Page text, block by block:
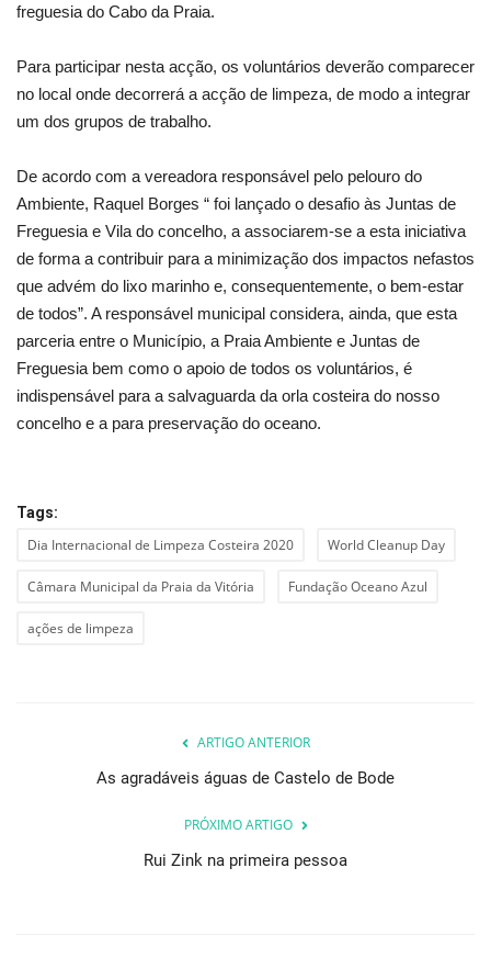
freguesia do Cabo da Praia.
Para participar nesta acção, os voluntários deverão comparecer
no local onde decorrerá a acção de limpeza, de modo a integrar
um dos grupos de trabalho.
De acordo com a vereadora responsável pelo pelouro do
Ambiente, Raquel Borges “ foi lançado o desafio às Juntas de
Freguesia e Vila do concelho, a associarem-se a esta iniciativa
de forma a contribuir para a minimização dos impactos nefastos
que advém do lixo marinho e, consequentemente, o bem-estar
de todos”. A responsável municipal considera, ainda, que esta
parceria entre o Município, a Praia Ambiente e Juntas de
Freguesia bem como o apoio de todos os voluntários, é
indispensável para a salvaguarda da orla costeira do nosso
concelho e a para preservação do oceano.
Tags:
Dia Internacional de Limpeza Costeira 2020 World Cleanup Day
Câmara Municipal da Praia da Vitória Fundação Oceano Azul
ações de limpeza
ARTIGO ANTERIOR
As agradáveis águas de Castelo de Bode
PRÓXIMO ARTIGO
Rui Zink na primeira pessoa